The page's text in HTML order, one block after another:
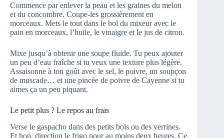
Commence par enlever la peau et les graines du melon
et du concombre. Coupe-les grossièrement en
morceaux. Mets le tout dans le bol du mixeur avec le
pain en morceaux, l’huile, le vinaigre et le jus de citron.
Mixe jusqu’à obtenir une soupe fluide. Tu peux ajouter
un peu d’eau fraîche si tu veux une texture plus légère.
Assaisonne à ton goût avec le sel, le poivre, un soupçon
de muscade… et une pincée de poivre de Cayenne si tu
aimes ça un peu piquant.
Le petit plus ? Le repos au frais
Verse le gaspacho dans des petits bols ou des verrines.
Et hop, direction le frigo pour au moins deux heures. Ce